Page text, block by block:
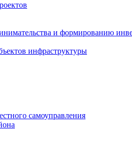
и формированию
инфраструктуры
самоуправления